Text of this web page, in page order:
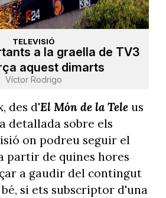
TELEVISIÓ
a la graella de TV3
aquest dimarts
Víctor Rodrigo
des d'El Món de la Teleus
detallada sobre els
on podreu seguir el
partir de quines hores
a gaudir del contingut
si ets subscriptor d'una